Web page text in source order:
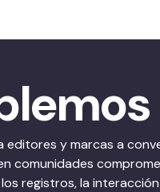
editores y marcas a
comunidades
registros, la